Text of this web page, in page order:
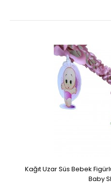
Kağıt Uzar Süs Bebek
Baby